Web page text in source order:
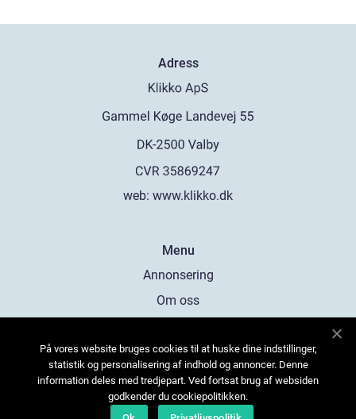
Adress
web: www.klikko.dk
Menu
Annonsering
Om oss
Kontakta oss
Sitemap
På vores website bruges cookies til at huske dine indstillinger,
statistik og personalisering af indhold og annoncer. Denne
information deles med tredjepart. Ved fortsat brug af websiden
godkender du cookiepolitikken.